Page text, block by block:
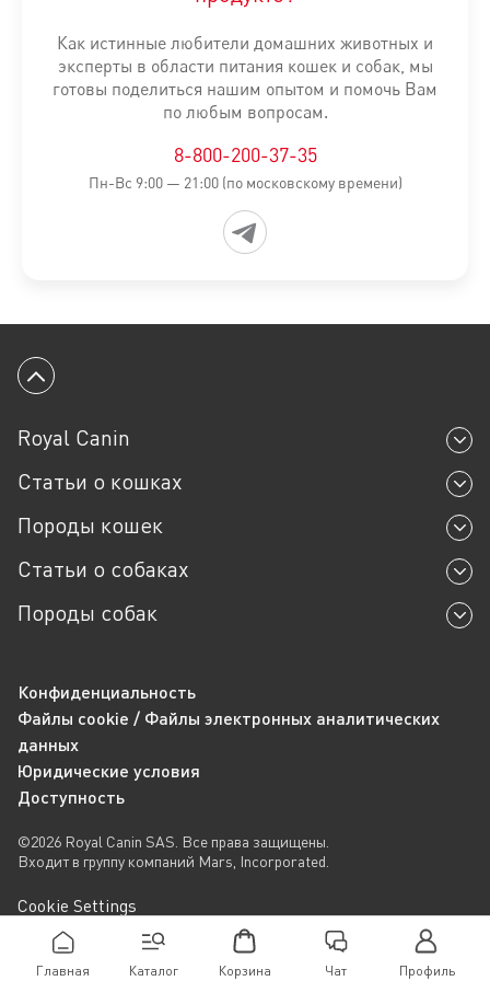
Как истинные любители домашних животных и
эксперты в области питания кошек и собак, мы
готовы поделиться нашим опытом и помочь Вам
по любым вопросам.
8-800-200-37-35
Пн-Вс 9:00 — 21:00 (по московскому времени)
Вернуться к началу
Royal Canin
Статьи о кошках
Породы кошек
Статьи о собаках
Породы собак
Конфиденциальность
Файлы cookie / Файлы электронных аналитических
данных
Юридические условия
Доступность
©2026 Royal Canin SAS. Все права защищены.
Входит в группу компаний Mars, Incorporated.
Cookie Settings
Главная Каталог Корзина Чат Профиль